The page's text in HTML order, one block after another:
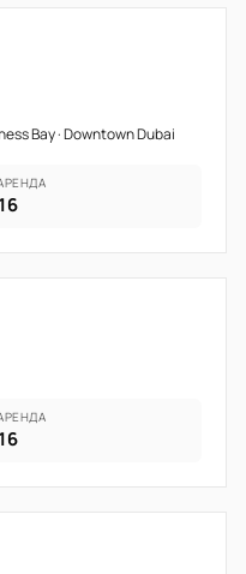
Bay · Downtown Dubai
16
16